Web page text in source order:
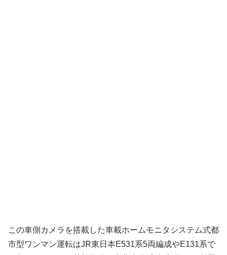
この車側カメラを搭載した車載ホームモニタシステム式都
市型ワンマン運転はJR東日本E531系5両編成やE131系で